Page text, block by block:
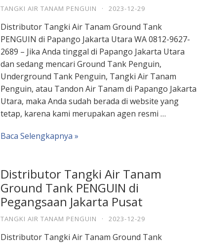
TANGKI AIR TANAM PENGUIN · 2023-12-29
Distributor Tangki Air Tanam Ground Tank
PENGUIN di Papango Jakarta Utara WA 0812-9627-
2689 – Jika Anda tinggal di Papango Jakarta Utara
dan sedang mencari Ground Tank Penguin,
Underground Tank Penguin, Tangki Air Tanam
Penguin, atau Tandon Air Tanam di Papango Jakarta
Utara, maka Anda sudah berada di website yang
tetap, karena kami merupakan agen resmi …
Baca Selengkapnya »
Distributor Tangki Air Tanam
Ground Tank PENGUIN di
Pegangsaan Jakarta Pusat
TANGKI AIR TANAM PENGUIN · 2023-12-29
Distributor Tangki Air Tanam Ground Tank